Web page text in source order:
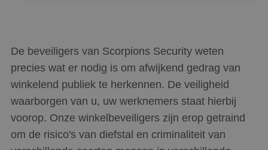
De beveiligers van Scorpions Security weten
precies wat er nodig is om afwijkend gedrag van
winkelend publiek te herkennen. De veiligheid
waarborgen van u, uw werknemers staat hierbij
voorop. Onze winkelbeveiligers zijn erop getraind
om de risico's van diefstal en criminaliteit van